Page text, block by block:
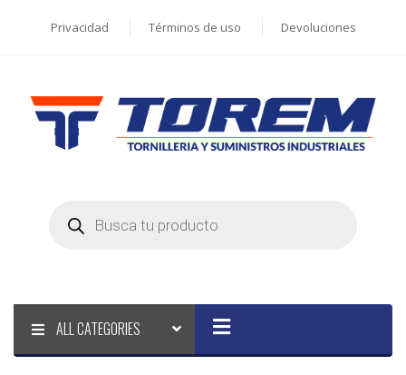
Privacidad Términos de uso Devoluciones
search
ALL CATEGORIES